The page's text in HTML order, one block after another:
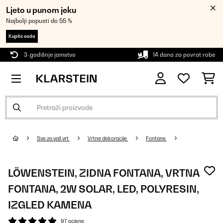
Ljeto u punom jeku
Najbolji popusti do 55 %
Kupite sada
3-godišnje jamstvo 14 dana za povrat robe
Sve za vaš vrt Vrtne dekoracije Fontane
LÖWENSTEIN, ZIDNA FONTANA, VRTNA
FONTANA, 2W SOLAR, LED, POLYRESIN,
IZGLED KAMENA
97 ocjene